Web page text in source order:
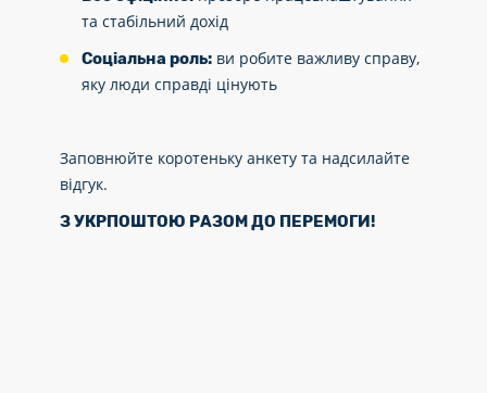
та стабільний дохід
Соціальна роль: ви робите важливу справу,
яку люди справді цінують
Заповнюйте коротеньку анкету та надсилайте
відгук.
З УКРПОШТОЮ РАЗОМ ДО ПЕРЕМОГИ!